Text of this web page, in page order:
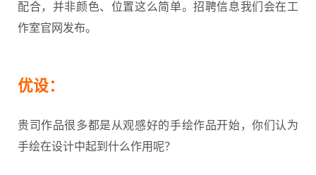
配合，并非颜色、位置这么简单。招聘信息我们会在工
作室官网发布。
优设：
贵司作品很多都是从观感好的手绘作品开始，你们认为
手绘在设计中起到什么作用呢？